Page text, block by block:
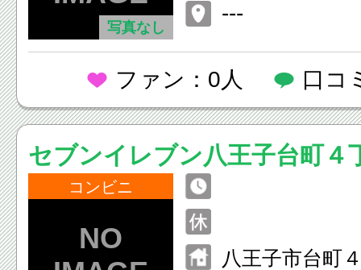
写真なし
---
ファン：0人 口コ
セブンイレブン八王子台町４
コンビニ
八王子市台町